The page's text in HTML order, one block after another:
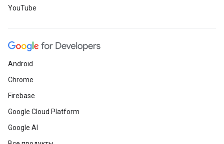
YouTube
Android
Chrome
Firebase
Google Cloud Platform
Google AI